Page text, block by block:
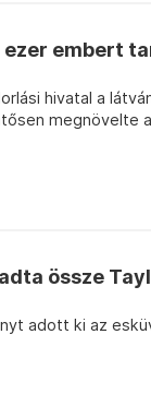
ezer embert
hivatal a
megnövelte
össze
adott ki az